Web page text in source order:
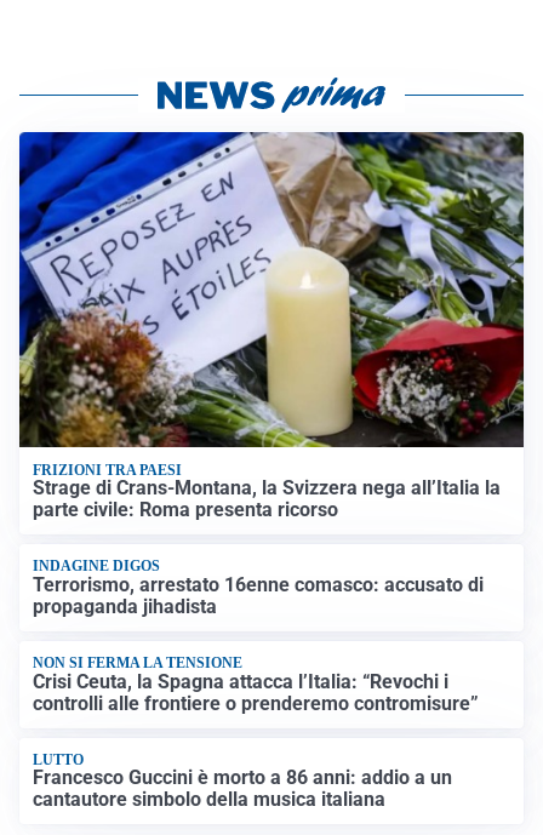
FRIZIONI TRA PAESI
Strage di Crans-Montana, la Svizzera nega all’Italia la
parte civile: Roma presenta ricorso
INDAGINE DIGOS
Terrorismo, arrestato 16enne comasco: accusato di
propaganda jihadista
NON SI FERMA LA TENSIONE
Crisi Ceuta, la Spagna attacca l’Italia: “Revochi i
controlli alle frontiere o prenderemo contromisure”
LUTTO
Francesco Guccini è morto a 86 anni: addio a un
cantautore simbolo della musica italiana